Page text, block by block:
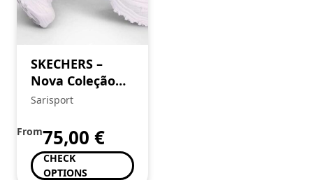
SKECHERS –
Nova Coleção
FW’24
Sarisport
From75,00 €
CHECK
OPTIONS